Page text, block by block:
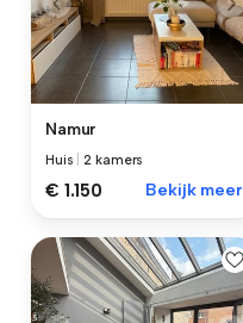
Namur
Huis |2 kamers
€ 1.150 Bekijk meer